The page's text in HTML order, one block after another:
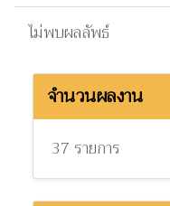
ไม่พบผลลัพธ์
จำนวนผลงาน
37 รายการ